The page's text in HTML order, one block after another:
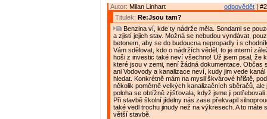
odpovědět |
Autor: Milan Linhart
Titulek: Re:Jsou tam?
Benzina ví, kde ty nádrže měla. Sondami se
a zjistí jejich stav. Možná se nebudou vyndávat,
betonem, aby se do budoucna nepropadly i s
Vám sdělovat, kdo o nádržích věděl, to je interní
hoši z investic také neví všechno! Už jsem psal, že
které jsou v zemi, není žádná dokumentace. Občas
ani Vodovody a kanalizace neví, kudy jim vede kanál
hledat. Konkrétně mám na mysli škvárové hřiště,
několik poměrně velkých kanalizačních sběračů, ale
poloha se obtížně zjišťovala, když jsme ji potřebovali
Při stavbě školní jídelny nás zase překvapil
také vedl trochu jinudy než na výkresech. A to máte
větší stavbě.